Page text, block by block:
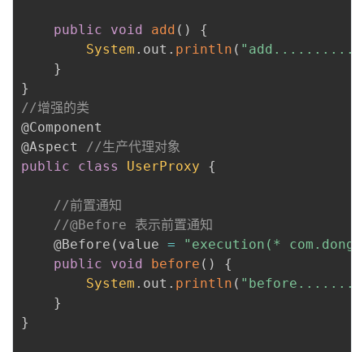
public void add ( )
{
System . out . println (
}
}
//增强的类
@Component
@Aspect
//生产代理对象
public
class UserProxy {
//前置通知
//@Before 表示前置通知
@Before ( value =
"execution(*
public
void before ( )
{
System . out . println (
}
}